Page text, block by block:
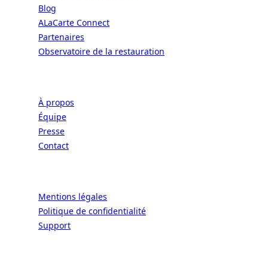
Blog
ALaCarte Connect
Partenaires
Observatoire de la restauration
À propos
Équipe
Presse
Contact
Mentions légales
Politique de confidentialité
Support